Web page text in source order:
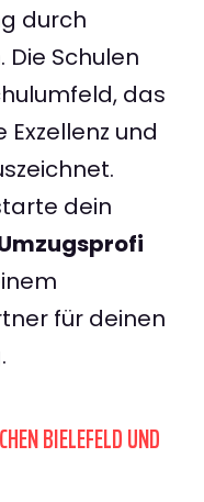
durch
Schulen
das
und
dein
für deinen
BIELEFELD UND